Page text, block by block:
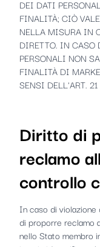
DEI DATI
FINALITÀ; CIÒ
NELLA MISURA IN
DIRETTO. IN
PERSONALI NON
FINALITÀ DI
SENSI DELL'ART. 21
Diritto di
reclamo
controllo
In caso di violazione
di proporre reclamo
nello Stato membro